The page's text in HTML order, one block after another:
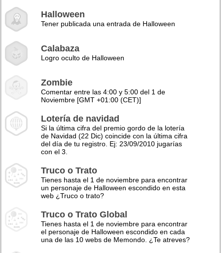
Halloween
Tener publicada una entrada de Halloween
Calabaza
Logro oculto de Halloween
Zombie
Comentar entre las 4:00 y 5:00 del 1 de
Noviembre [GMT +01:00 (CET)]
Lotería de navidad
Si la última cifra del premio gordo de la lotería
de Navidad (22 Dic) coincide con la última cifra
del día de tu registro. Ej: 23/09/2010 jugarías
con el 3.
Truco o Trato
Tienes hasta el 1 de noviembre para encontrar
un personaje de Halloween escondido en esta
web ¿Truco o trato?
Truco o Trato Global
Tienes hasta el 1 de noviembre para encontrar
el personaje de Halloween escondido en cada
una de las 10 webs de Memondo. ¿Te atreves?